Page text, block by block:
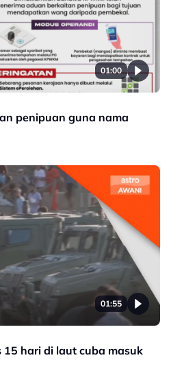
01:00
penipuan guna nama
01:55
15 hari di laut cuba masuk